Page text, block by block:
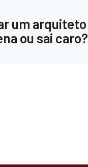
um arquiteto
ou sai caro?